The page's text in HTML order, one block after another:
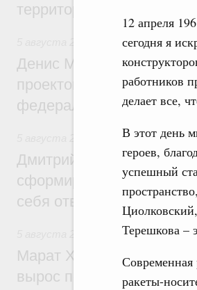
12 апреля
сегодня я
работников
делает все,
В этот день
героев,
успешный
Терешкова –
Современная
ракеты-
территорий
Инструменты
Денис Мантуров провёл
проектов института
федеральном округе
Молодёжная
Дмитрий Чернышенко:
сформировал целое
себя ответственность
Национальный
Марат Хуснуллин: Ввод
вырос почти на треть